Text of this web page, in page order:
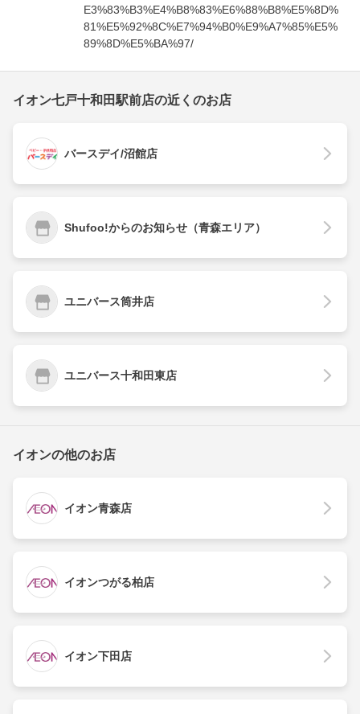
E3%83%B3%E4%B8%83%E6%88%B8%E5%8D%
81%E5%92%8C%E7%94%B0%E9%A7%85%E5%
89%8D%E5%BA%97/
イオン七戸十和田駅前店の近くのお店
バースデイ/沼館店
Shufoo!からのお知らせ（青森エリア）
ユニバース筒井店
ユニバース十和田東店
イオンの他のお店
イオン青森店
イオンつがる柏店
イオン下田店